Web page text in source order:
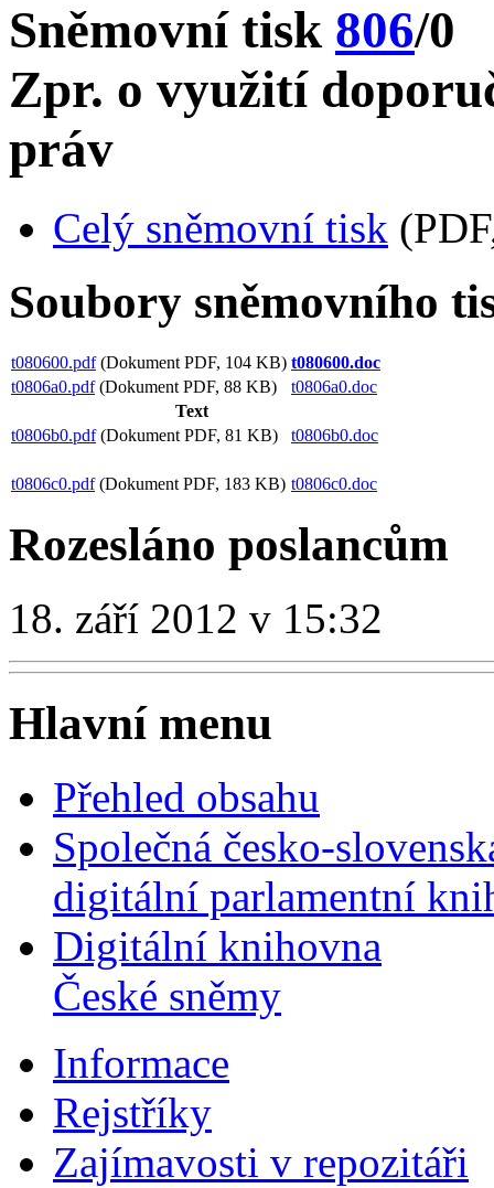
Sněmovní tisk 806/0
Zpr. o využití
práv
Celý sněmovní tisk
Soubory sněmovního
t080600.pdf(Dokument PDF, 104 KB) t080600.doc
t0806a0.pdf(Dokument PDF, 88 KB)
t0806a0.doc
Text
t0806b0.pdf(Dokument PDF, 81 KB) t0806b0.doc
t0806c0.pdf(Dokument PDF, 183 KB) t0806c0.doc
Rozesláno poslancům
18. září 2012 v 15:32
Hlavní menu
Přehled obsahu
Společná česko-
digitální parlamentní
Digitální knihovna
České sněmy
Informace
Rejstříky
Zajímavosti v repozitáři